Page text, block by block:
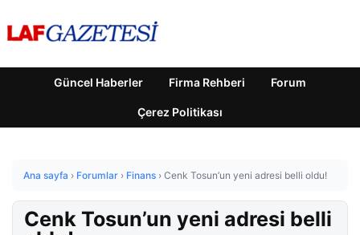
Güncel Haberler Firma Rehberi Forum
Çerez Politikası
Ana sayfa › Forumlar › Finans › Cenk Tosun’un yeni adresi belli oldu!
Cenk Tosun’un yeni adresi belli